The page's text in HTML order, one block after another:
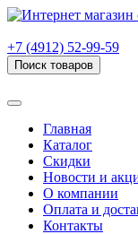
+7 (4912) 52-99-59
Поиск товаров
Главная
Каталог
Скидки
Новости и
О компании
Оплата и
Контакты